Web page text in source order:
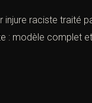
raciste traité
: modèle complet